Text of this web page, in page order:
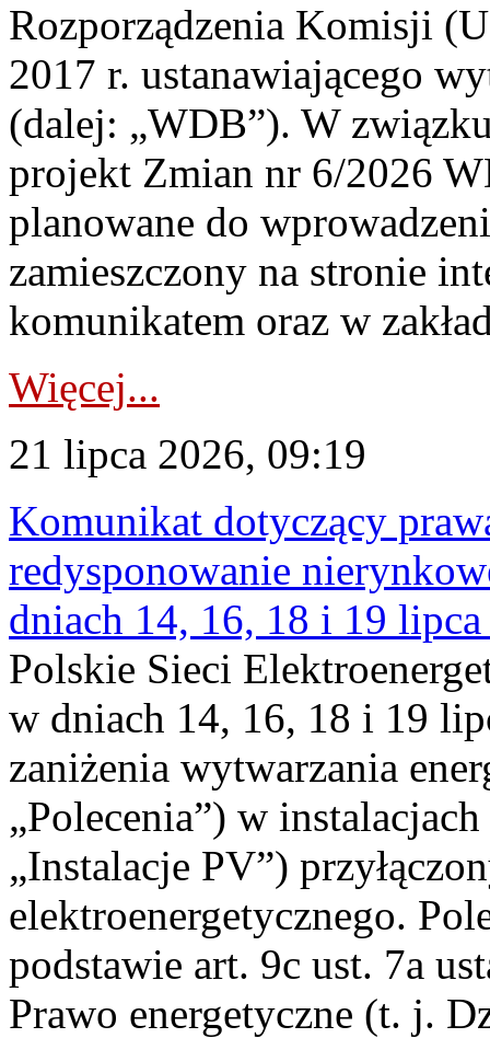
Rozporządzenia Komisji
2017 r. ustanawiającego
(dalej: „WDB”). W
projekt Zmian nr 6/2026
planowane do
zamieszczony na stronie
komunikatem oraz w
Więcej...
21 lipca 2026, 09:19
Komunikat dotyczący
redysponowanie
dniach 14, 16, 18 i 19
Polskie Sieci
w dniach 14, 16, 18 i 19
zaniżenia wytwarzania
„Polecenia”) w
„Instalacje PV”)
elektroenergetycznego.
podstawie art. 9c ust. 7a
Prawo energetyczne (t. j.